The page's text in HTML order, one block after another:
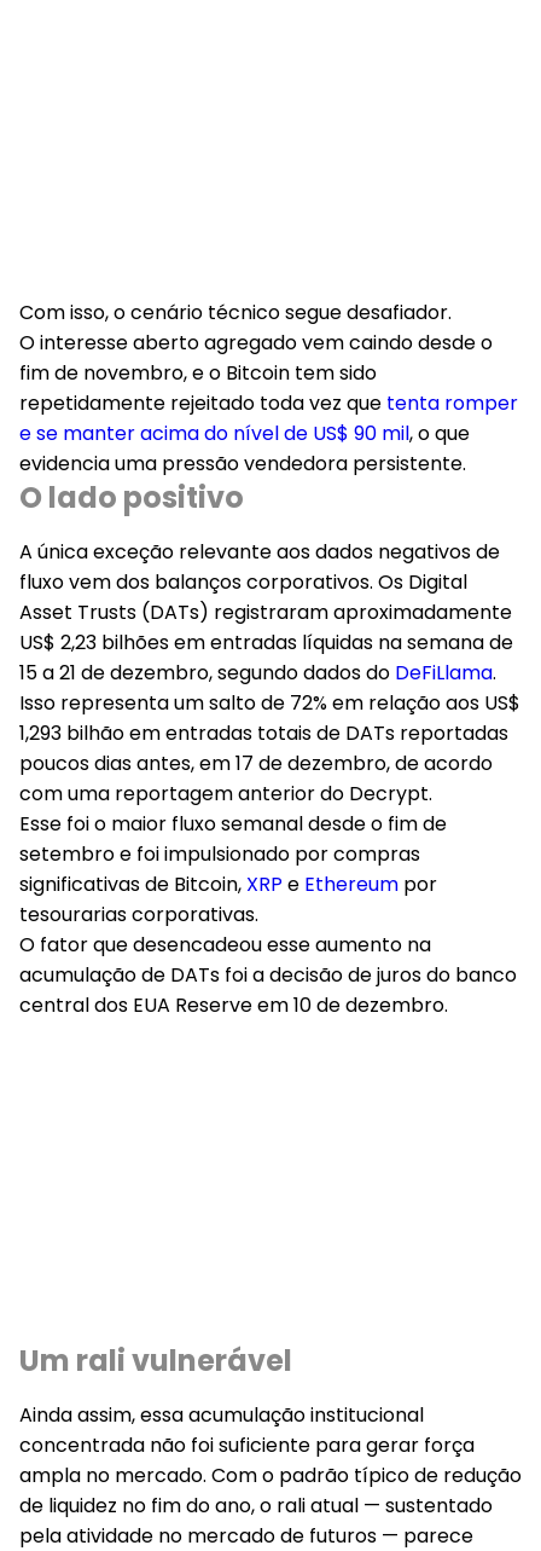
Com isso, o cenário técnico segue desafiador.
O interesse aberto agregado vem caindo desde o
fim de novembro, e o Bitcoin tem sido
repetidamente rejeitado toda vez que tenta romper
e se manter acima do nível de US$ 90 mil, o que
evidencia uma pressão vendedora persistente.
O lado positivo
A única exceção relevante aos dados negativos de
fluxo vem dos balanços corporativos. Os Digital
Asset Trusts (DATs) registraram aproximadamente
US$ 2,23 bilhões em entradas líquidas na semana de
15 a 21 de dezembro, segundo dados do DeFiLlama.
Isso representa um salto de 72% em relação aos US$
1,293 bilhão em entradas totais de DATs reportadas
poucos dias antes, em 17 de dezembro, de acordo
com uma reportagem anterior do Decrypt.
Esse foi o maior fluxo semanal desde o fim de
setembro e foi impulsionado por compras
significativas de Bitcoin, XRP e Ethereum por
tesourarias corporativas.
O fator que desencadeou esse aumento na
acumulação de DATs foi a decisão de juros do banco
central dos EUA Reserve em 10 de dezembro.
Um rali vulnerável
Ainda assim, essa acumulação institucional
concentrada não foi suficiente para gerar força
ampla no mercado. Com o padrão típico de redução
de liquidez no fim do ano, o rali atual — sustentado
pela atividade no mercado de futuros — parece